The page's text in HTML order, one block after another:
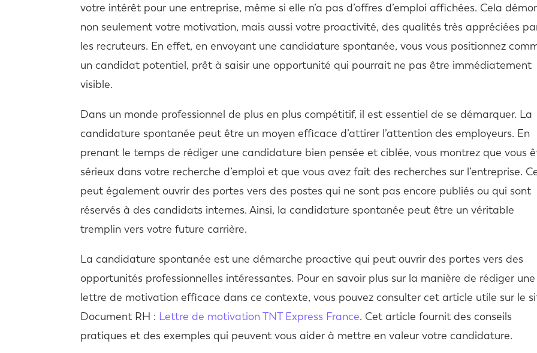
votre intérêt pour une entreprise, même si elle n’a pas d’offres d’emploi affichées. Cela
non seulement votre motivation, mais aussi votre proactivité, des qualités très appréciées
les recruteurs. En effet, en envoyant une candidature spontanée, vous vous positionnez
un candidat potentiel, prêt à saisir une opportunité qui pourrait ne pas être immédiatement
visible.
Dans un monde professionnel de plus en plus compétitif, il est essentiel de se démarquer. La
candidature spontanée peut être un moyen efficace d’attirer l’attention des employeurs. En
prenant le temps de rédiger une candidature bien pensée et ciblée, vous montrez que vous
sérieux dans votre recherche d’emploi et que vous avez fait des recherches sur l’entreprise.
peut également ouvrir des portes vers des postes qui ne sont pas encore publiés ou qui sont
réservés à des candidats internes. Ainsi, la candidature spontanée peut être un véritable
tremplin vers votre future carrière.
La candidature spontanée est une démarche proactive qui peut ouvrir des portes vers des
opportunités professionnelles intéressantes. Pour en savoir plus sur la manière de rédiger une
lettre de motivation efficace dans ce contexte, vous pouvez consulter cet article utile sur le
Document RH : Lettre de motivation TNT Express France. Cet article fournit des conseils
pratiques et des exemples qui peuvent vous aider à mettre en valeur votre candidature.